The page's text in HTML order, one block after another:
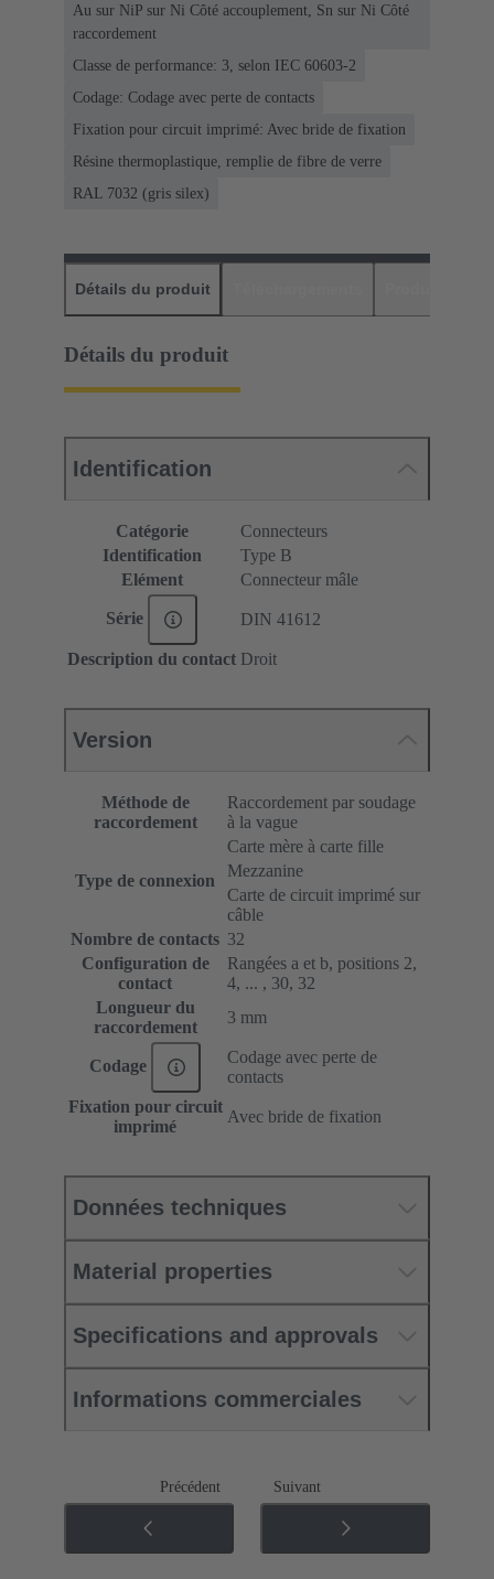
Au sur NiP sur Ni Côté accouplement, Sn sur Ni Côté
raccordement
Classe de performance: 3, selon IEC 60603-2
Codage: Codage avec perte de contacts
Fixation pour circuit imprimé: Avec bride de fixation
Résine thermoplastique, remplie de fibre de verre
RAL 7032 (gris silex)
Détails du produit
Détails du produit
Identification
Catégorie
Connecteurs
Identification
Type B
Elément
Connecteur mâle
Série DIN 41612
Description du contact Droit
Version
Méthode de
raccordement
Raccordement par soudage
à la vague
Type de connexion
Carte mère à carte fille
Mezzanine
Carte de circuit imprimé sur
câble
Nombre de contacts 32
Configuration de
contact
Rangées a et b, positions 2,
4, ... , 30, 32
Longueur du
raccordement
3 mm
Codage
Codage avec perte de
contacts
Fixation pour circuit
imprimé
Avec bride de fixation
Données techniques
Material properties
Specifications and approvals
Informations commerciales
Précédent Suivant